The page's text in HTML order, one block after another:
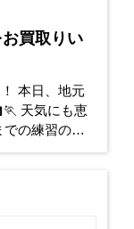
買取りい
本日、地元
天気にも恵
での練習の成
さい(^^♪ さ